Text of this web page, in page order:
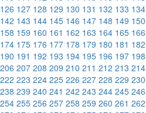
126 127 128 129 130 131 132 133 134
142 143 144 145 146 147 148 149 150
158 159 160 161 162 163 164 165 166
174 175 176 177 178 179 180 181 182
190 191 192 193 194 195 196 197 198
206 207 208 209 210 211 212 213 214
222 223 224 225 226 227 228 229 230
238 239 240 241 242 243 244 245 246
254 255 256 257 258 259 260 261 262